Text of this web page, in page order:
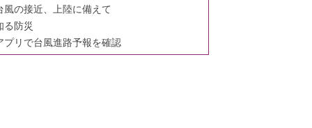
風の接近、上陸に備えて
る防災
プリで台風進路予報を確認